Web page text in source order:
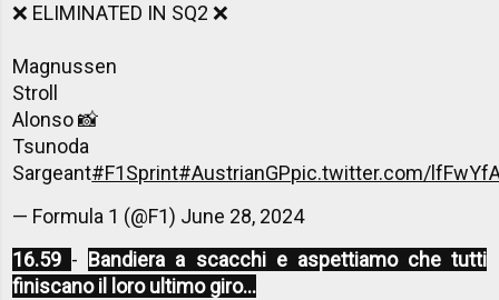
❌ ELIMINATED IN SQ2 ❌
Magnussen
Stroll
Alonso 📸
Tsunoda
Sargeant#F1Sprint#AustrianGPpic.twitter.com/
— Formula 1 (@F1) June 28, 2024
16.59 - Bandiera a scacchi e aspettiamo che tutti
finiscano il loro ultimo giro...